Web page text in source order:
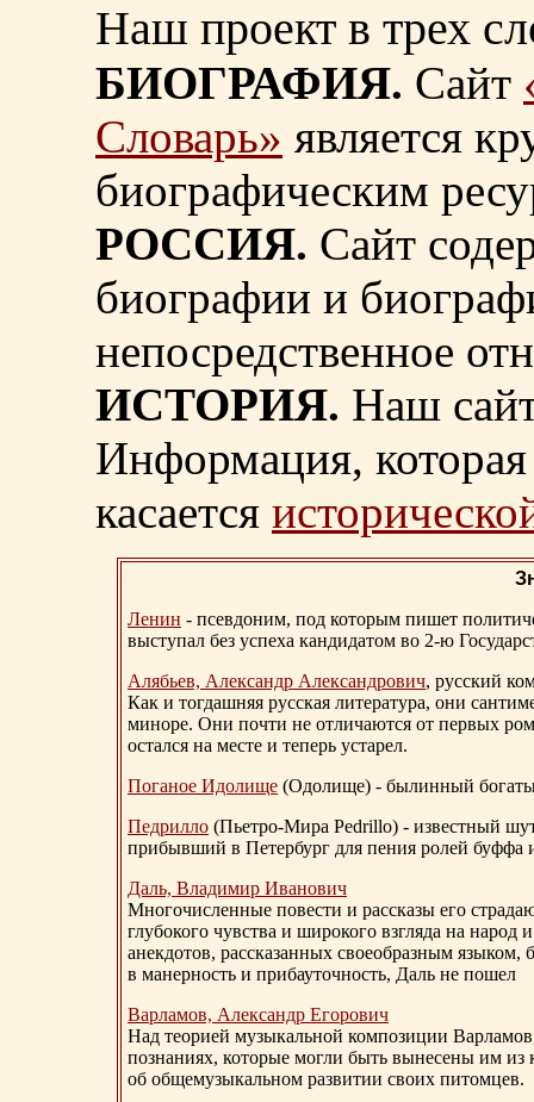
Наш проект в трех
БИОГРАФИЯ. Сайт
Словарь» является
биографическим
РОССИЯ. Сайт
биографии и
непосредственное
ИСТОРИЯ. Наш
Информация, которая
касается
Ленин - псевдоним, под которым пишет
выступал без успеха кандидатом во 2-ю
Алябьев, Александр Александрович, русский
Как и тогдашняя русская литература, они
миноре. Они почти не отличаются от первых
остался на месте и теперь устарел.
Поганое Идолище (Одолище) - былинный
Педрилло (Пьетро-Мира Pedrillo) - известный
прибывший в Петербург для пения ролей буффа
Даль, Владимир Иванович
Многочисленные повести и рассказы его
глубокого чувства и широкого взгляда на
анекдотов, рассказанных своеобразным
в манерность и прибауточность, Даль не пошел
Варламов, Александр Егорович
Над теорией музыкальной композиции
познаниях, которые могли быть вынесены им из
об общемузыкальном развитии своих питомцев.